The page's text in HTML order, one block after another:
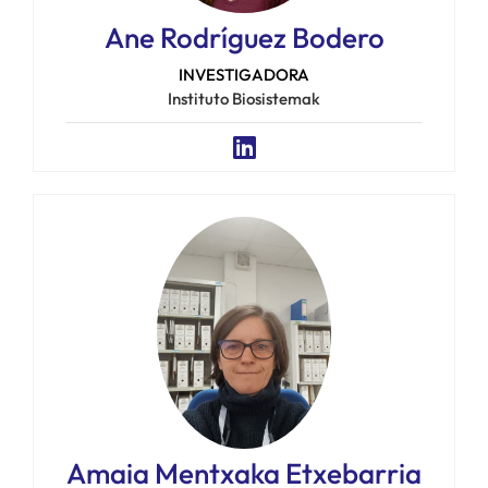
Ane Rodríguez Bodero
INVESTIGADORA
Instituto Biosistemak
Amaia Mentxaka Etxebarria